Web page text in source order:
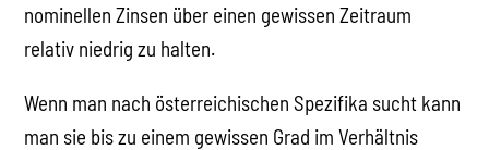
nominellen Zinsen über einen gewissen Zeitraum
relativ niedrig zu halten.
Wenn man nach österreichischen Spezifika sucht kann
man sie bis zu einem gewissen Grad im Verhältnis